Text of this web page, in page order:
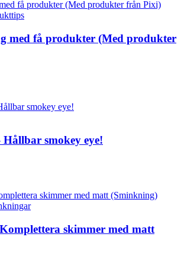
med få produkter (Med produkter
smokey eye!
skimmer med matt